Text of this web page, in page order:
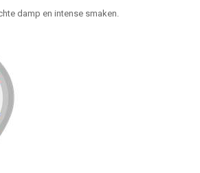
damp en intense smaken.